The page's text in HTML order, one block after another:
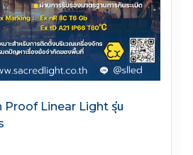
Proof Linear Light รุ่น